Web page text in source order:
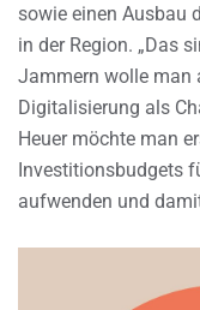
sowie einen Ausbau
in der Region. „Das
Jammern wolle man
Digitalisierung als
Heuer möchte man
Investitionsbudgets
aufwenden und